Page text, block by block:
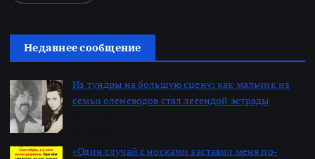
Недавнее сообщение
Из тундры на большую сцену: как мальчик из
семьи оленеводов стал легендой эстрады
«Один случай с носками заставил меня по-